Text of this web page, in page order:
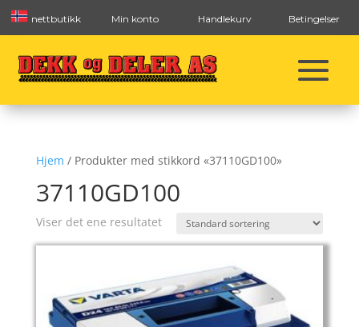
nettbutikk Min konto Handlekurv Betingelser
Hjem / Produkter med stikkord «37110GD100»
37110GD100
Viser det ene resultatet